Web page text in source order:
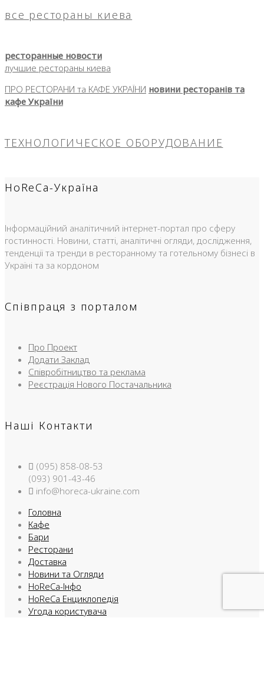
все рестораны киева
ресторанные новости
лучшие рестораны киева
ПРО РЕСТОРАНИ та КАФЕ УКРАЇНИ новини ресторанів та
кафе України
ТЕХНОЛОГИЧЕСКОЕ ОБОРУДОВАНИЕ
HoReCa-Україна
Інформаційний аналітичний інтернет-портал про сферу
гостинності. Новини, статті, аналітичні огляди, дослідження,
тенденції та тренди в ресторанному та готельному бізнесі в
Україні та за кордоном
Співпраця з порталом
Про Проект
Додати Заклад
Співробітництво та реклама
Реєстрація Нового Постачальника
Наші Контакти
(095) 858-08-53
(093) 901-43-46
info@horeca-ukraine.com
Головна
Кафе
Бари
Ресторани
Доставка
Новини та Огляди
HoReCa-Інфо
HoReCa Енциклопедія
Угода користувача